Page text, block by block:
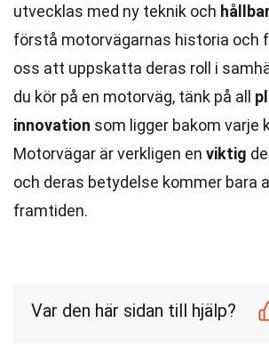
utvecklas med ny teknik och
förstå motorvägarnas historia och
oss att uppskatta deras roll i
du kör på en motorväg, tänk på all
innovation som ligger bakom varje
Motorvägar är verkligen en viktig
och deras betydelse kommer bara
framtiden.
Var den här sidan till hjälp?